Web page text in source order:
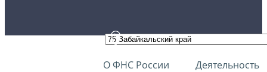
О ФНС России Деятельность